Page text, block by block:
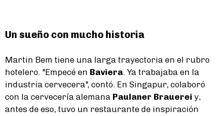
Un sueño con mucho historia
Martin Bem tiene una larga trayectoria en el rubro
hotelero. "Empecé en Baviera. Ya trabajaba en la
industria cervecera", contó. En Singapur, colaboró
con la cervecería alemana Paulaner Brauerei y,
antes de eso, tuvo un restaurante de inspiración